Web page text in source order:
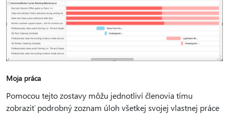
Moja práca
Pomocou tejto zostavy môžu jednotliví členovia tímu
zobraziť podrobný zoznam úloh všetkej svojej vlastnej práce